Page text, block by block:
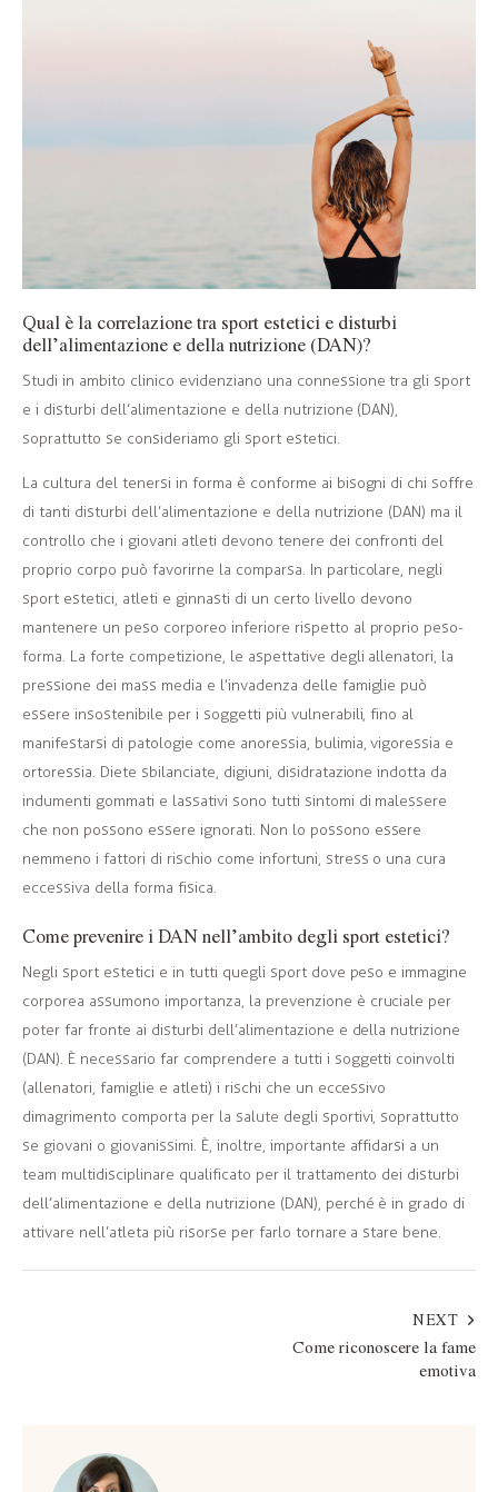
Qual è la correlazione tra sport estetici e disturbi
dell’alimentazione e della nutrizione (DAN)?
Studi in ambito clinico evidenziano una connessione tra gli sport
e i disturbi dell’alimentazione e della nutrizione (DAN),
soprattutto se consideriamo gli sport estetici.
La cultura del tenersi in forma è conforme ai bisogni di chi soffre
di tanti disturbi dell’alimentazione e della nutrizione (DAN) ma il
controllo che i giovani atleti devono tenere dei confronti del
proprio corpo può favorirne la comparsa. In particolare, negli
sport estetici, atleti e ginnasti di un certo livello devono
mantenere un peso corporeo inferiore rispetto al proprio peso-
forma. La forte competizione, le aspettative degli allenatori, la
pressione dei mass media e l’invadenza delle famiglie può
essere insostenibile per i soggetti più vulnerabili, fino al
manifestarsi di patologie come anoressia, bulimia, vigoressia e
ortoressia. Diete sbilanciate, digiuni, disidratazione indotta da
indumenti gommati e lassativi sono tutti sintomi di malessere
che non possono essere ignorati. Non lo possono essere
nemmeno i fattori di rischio come infortuni, stress o una cura
eccessiva della forma fisica.
Come prevenire i DAN nell’ambito degli sport estetici?
Negli sport estetici e in tutti quegli sport dove peso e immagine
corporea assumono importanza, la prevenzione è cruciale per
poter far fronte ai disturbi dell’alimentazione e della nutrizione
(DAN). È necessario far comprendere a tutti i soggetti coinvolti
(allenatori, famiglie e atleti) i rischi che un eccessivo
dimagrimento comporta per la salute degli sportivi, soprattutto
se giovani o giovanissimi. È, inoltre, importante affidarsi a un
team multidisciplinare qualificato per il trattamento dei disturbi
dell’alimentazione e della nutrizione (DAN), perché è in grado di
attivare nell’atleta più risorse per farlo tornare a stare bene.
NEXT
Come riconoscere la fame
emotiva